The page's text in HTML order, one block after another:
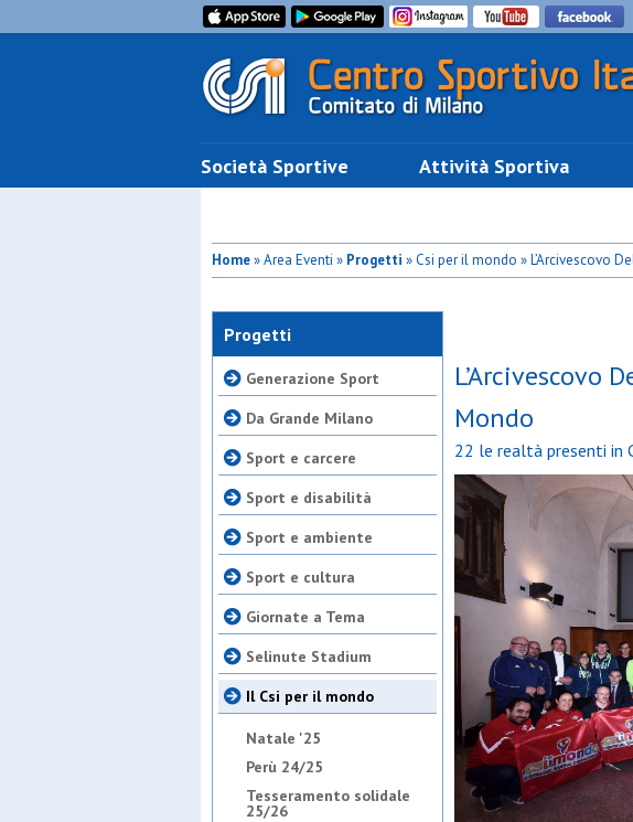
Società Sportive Attività Sportiva
Home» Area Eventi » Progetti » Csi per il mondo » L’Arcivescovo
Progetti
Generazione Sport
Da Grande Milano
Sport e carcere
Sport e disabilità
Sport e ambiente
Sport e cultura
Giornate a Tema
Selinute Stadium
Il Csi per il mondo
Natale '25
Perù 24/25
Tesseramento solidale
25/26
L’Arcivescovo
Mondo
22 le realtà presenti in